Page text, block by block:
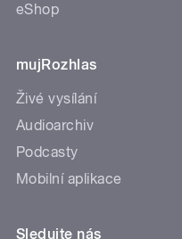
eShop
mujRozhlas
Živé vysílání
Audioarchiv
Podcasty
Mobilní aplikace
Sledujte nás